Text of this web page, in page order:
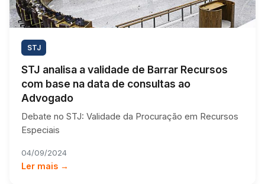
STJ
STJ analisa a validade de Barrar Recursos
com base na data de consultas ao
Advogado
Debate no STJ: Validade da Procuração em Recursos
Especiais
04/09/2024
Ler mais →